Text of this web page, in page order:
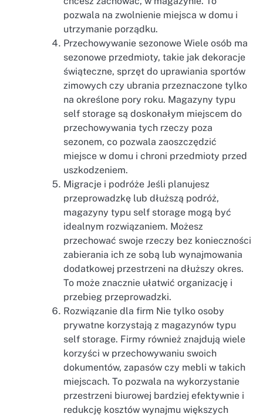
pozwala na zwolnienie miejsca w domu i
utrzymanie porządku.
Przechowywanie sezonowe Wiele osób ma
sezonowe przedmioty, takie jak dekoracje
świąteczne, sprzęt do uprawiania sportów
zimowych czy ubrania przeznaczone tylko
na określone pory roku. Magazyny typu
self storage są doskonałym miejscem do
przechowywania tych rzeczy poza
sezonem, co pozwala zaoszczędzić
miejsce w domu i chroni przedmioty przed
uszkodzeniem.
Migracje i podróże Jeśli planujesz
przeprowadzkę lub dłuższą podróż,
magazyny typu self storage mogą być
idealnym rozwiązaniem. Możesz
przechować swoje rzeczy bez konieczności
zabierania ich ze sobą lub wynajmowania
dodatkowej przestrzeni na dłuższy okres.
To może znacznie ułatwić organizację i
przebieg przeprowadzki.
Rozwiązanie dla firm Nie tylko osoby
prywatne korzystają z magazynów typu
self storage. Firmy również znajdują wiele
korzyści w przechowywaniu swoich
dokumentów, zapasów czy mebli w takich
miejscach. To pozwala na wykorzystanie
przestrzeni biurowej bardziej efektywnie i
redukcję kosztów wynajmu większych